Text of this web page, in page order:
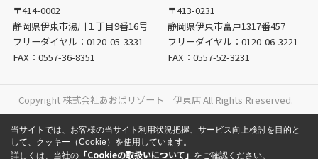
〒414-0002
静岡県伊東市湯川１丁目9番16号
フリーダイヤル： 0120-05-3331
FAX：0557-36-8351
〒413-0231
静岡県伊東市富戸1317番457
フリーダイヤル：0120-06-3221
FAX：0557-52-3231
Copyright 株式会社あおばリゾート 伊東店 All Rights Rreserved.
当サイトでは、お客様の当サイト利用状況把握、サービス向上検討を目的と
して、クッキー（Cookie）を使用しています。
詳しくは、当社の 「Cookieの取扱いについて」 をご確認ください。